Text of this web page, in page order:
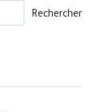
Rechercher